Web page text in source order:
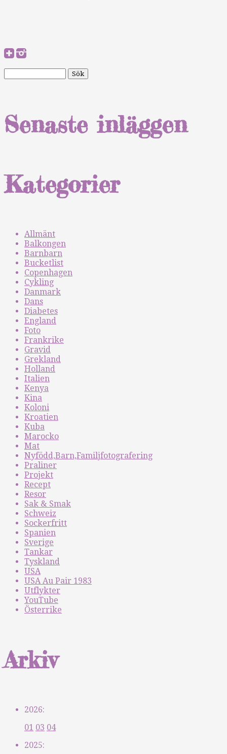
Senaste inläggen
Kategorier
Allmänt
Balkongen
Barnbarn
Bucketlist
Copenhagen
Cykling
Danmark
Dans
Diabetes
England
Foto
Frankrike
Gravid
Grekland
Holland
Italien
Kenya
Kina
Koloni
Kroatien
Kuba
Marocko
Mat
Nyfödd,Barn,Familjfotografering
Praliner
Projekt
Recept
Resor
Sak & Smak
Schweiz
Sockerfritt
Spanien
Sverige
Tankar
Tyskland
USA
USA Au Pair 1983
Utflykter
YouTube
Österrike
Arkiv
2026:
01 03 04
2025: